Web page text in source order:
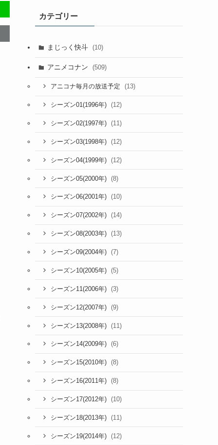
カテゴリー
まじっく快斗 (10)
アニメコナン (509)
アニコナ毎月の放送予定 (13)
シーズン01(1996年) (12)
シーズン02(1997年) (11)
シーズン03(1998年) (12)
シーズン04(1999年) (12)
シーズン05(2000年) (8)
シーズン06(2001年) (10)
シーズン07(2002年) (14)
シーズン08(2003年) (13)
シーズン09(2004年) (7)
シーズン10(2005年) (5)
シーズン11(2006年) (3)
シーズン12(2007年) (9)
シーズン13(2008年) (11)
シーズン14(2009年) (6)
シーズン15(2010年) (8)
シーズン16(2011年) (8)
シーズン17(2012年) (10)
シーズン18(2013年) (11)
シーズン19(2014年) (12)